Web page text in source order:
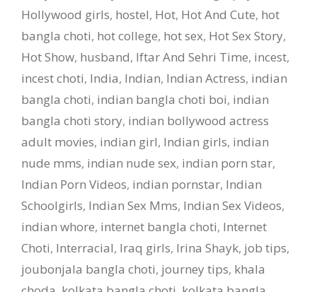
Hollywood girls, hostel, Hot, Hot And Cute, hot
bangla choti, hot college, hot sex, Hot Sex Story,
Hot Show, husband, Iftar And Sehri Time, incest,
incest choti, India, Indian, Indian Actress, indian
bangla choti, indian bangla choti boi, indian
bangla choti story, indian bollywood actress
adult movies, indian girl, Indian girls, indian
nude mms, indian nude sex, indian porn star,
Indian Porn Videos, indian pornstar, Indian
Schoolgirls, Indian Sex Mms, Indian Sex Videos,
indian whore, internet bangla choti, Internet
Choti, Interracial, Iraq girls, Irina Shayk, job tips,
joubonjala bangla choti, journey tips, khala